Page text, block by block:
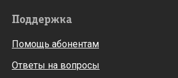
Поддержка
Помощь абонентам
Ответы на вопросы